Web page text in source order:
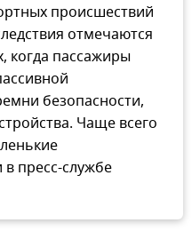
происшествий
отмечаются
когда пассажиры
безопасности,
Чаще всего
пресс-службе